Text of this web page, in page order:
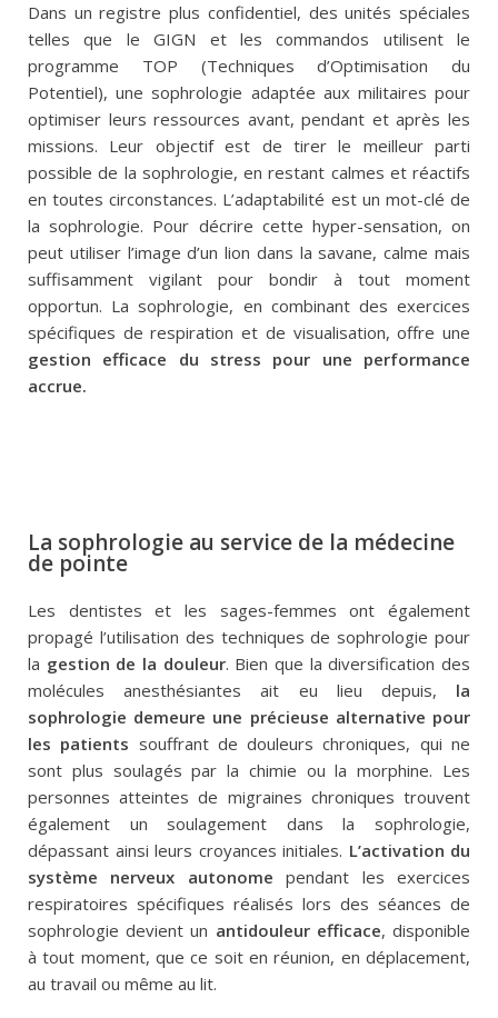
Dans un registre plus confidentiel, des unités spéciales
telles que le GIGN et les commandos utilisent le
programme TOP (Techniques d’Optimisation du
Potentiel), une sophrologie adaptée aux militaires pour
optimiser leurs ressources avant, pendant et après les
missions. Leur objectif est de tirer le meilleur parti
possible de la sophrologie, en restant calmes et réactifs
en toutes circonstances. L’adaptabilité est un mot-clé de
la sophrologie. Pour décrire cette hyper-sensation, on
peut utiliser l’image d’un lion dans la savane, calme mais
suffisamment vigilant pour bondir à tout moment
opportun. La sophrologie, en combinant des exercices
spécifiques de respiration et de visualisation, offre une
gestion efficace du stress pour une performance
accrue.
La sophrologie au service de la médecine
de pointe
Les dentistes et les sages-femmes ont également
propagé l’utilisation des techniques de sophrologie pour
la gestion de la douleur. Bien que la diversification des
molécules anesthésiantes ait eu lieu depuis, la
sophrologie demeure une précieuse alternative pour
les patients souffrant de douleurs chroniques, qui ne
sont plus soulagés par la chimie ou la morphine. Les
personnes atteintes de migraines chroniques trouvent
également un soulagement dans la sophrologie,
dépassant ainsi leurs croyances initiales. L’activation du
système nerveux autonome pendant les exercices
respiratoires spécifiques réalisés lors des séances de
sophrologie devient un antidouleur efficace, disponible
à tout moment, que ce soit en réunion, en déplacement,
au travail ou même au lit.